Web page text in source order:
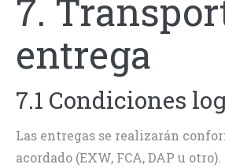
7.
entrega
7.1 Condiciones
Las entregas se realizarán
acordado (EXW, FCA, DAP u otro).